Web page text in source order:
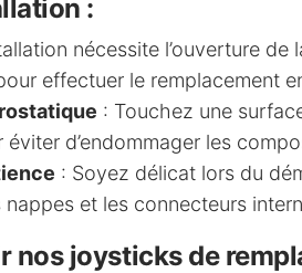
:
nécessite l’ouverture
effectuer le remplacement
: Touchez une
d’endommager les
: Soyez délicat lors du
et les connecteurs
nos joysticks de